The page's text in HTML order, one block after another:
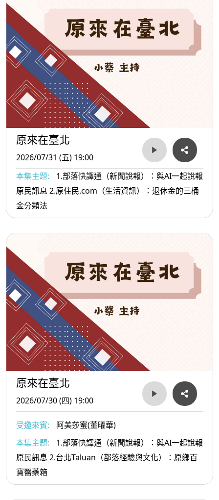
原來在臺北
2026/07/31 (五) 19:00
本集主題:
1.部落快譯通（新聞說報）：與AI一起說報
原民訊息 2.原住民.com（生活資訊）：退休金的三桶
金分類法
原來在臺北
2026/07/30 (四) 19:00
受邀來賓:
阿美莎蜜(董曜華)
本集主題:
1.部落快譯通（新聞說報）：與AI一起說報
原民訊息 2.台北Taluan（部落經驗與文化）：原鄉百
寶醫藥箱